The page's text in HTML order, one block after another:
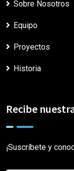
Sobre Nosotros
Equipo
Proyectos
Historia
Recibe
¡Suscríbete y